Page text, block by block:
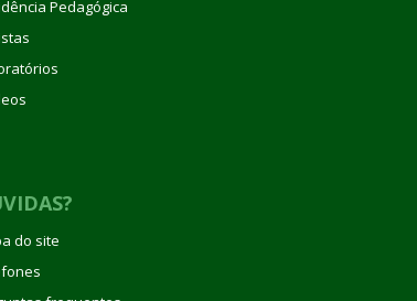
Pedagógica
do site